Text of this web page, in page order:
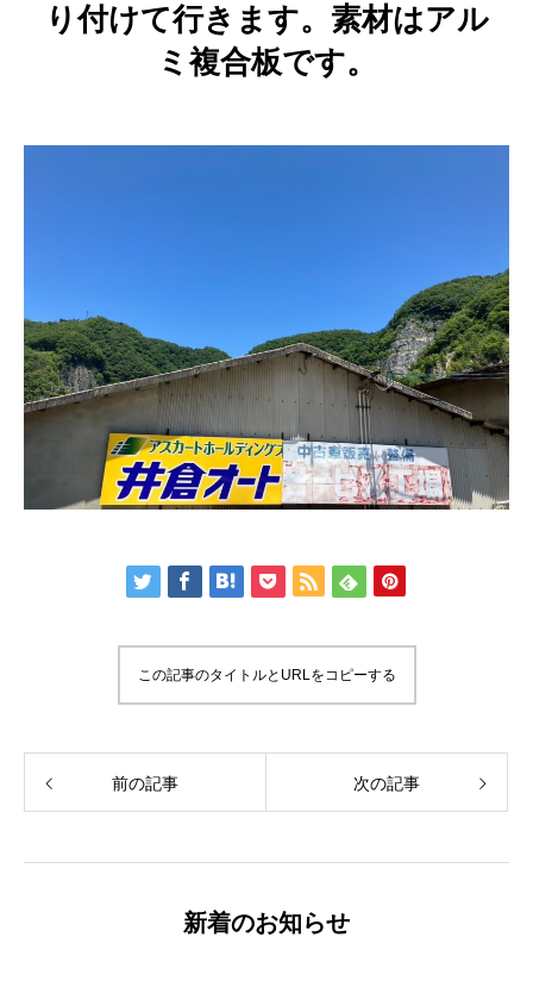
り付けて行きます。素材はアル
ミ複合板です。
この記事のタイトルとURLをコピーする
前の記事 次の記事
新着のお知らせ